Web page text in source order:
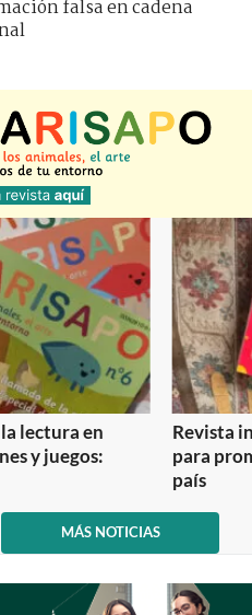
falsa en cadena
lectura en
y juegos:
Revista
para
país
MÁS NOTICIAS